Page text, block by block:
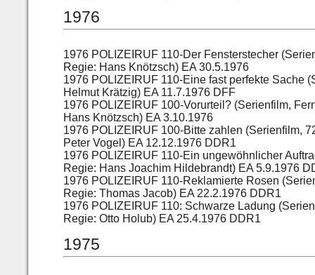
1976
1976 POLIZEIRUF 110-Der Fensterstecher
Regie: Hans Knötzsch) EA 30.5.1976
1976 POLIZEIRUF 110-Eine fast perfekte Sache
Helmut Krätzig) EA 11.7.1976 DFF
1976 POLIZEIRUF 100-Vorurteil? (Serienfilm,
Hans Knötzsch) EA 3.10.1976
1976 POLIZEIRUF 100-Bitte zahlen (Serienfilm,
Peter Vogel) EA 12.12.1976 DDR1
1976 POLIZEIRUF 110-Ein ungewöhnlicher
Regie: Hans Joachim Hildebrandt) EA 5.9.1976
1976 POLIZEIRUF 110-Reklamierte Rosen
Regie: Thomas Jacob) EA 22.2.1976 DDR1
1976 POLIZEIRUF 110: Schwarze Ladung
Regie: Otto Holub) EA 25.4.1976 DDR1
1975